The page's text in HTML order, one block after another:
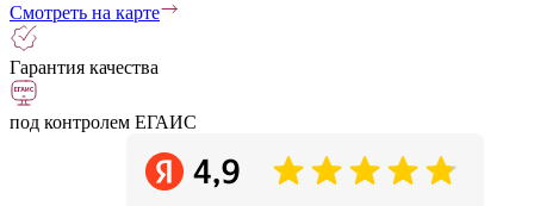
Смотреть на карте
Гарантия качества
под контролем ЕГАИС